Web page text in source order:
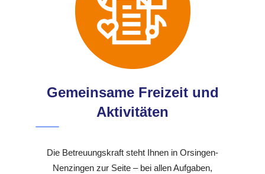
Gemeinsame Freizeit und
Aktivitäten
Die Betreuungskraft steht Ihnen in Orsingen-
Nenzingen zur Seite – bei allen Aufgaben,